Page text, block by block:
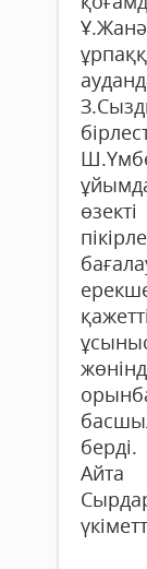
берді.
Айта